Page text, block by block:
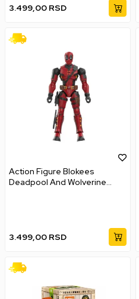
3.499,00 RSD
Action Figure Blokees
Deadpool And Wolverine
3.499,00 RSD